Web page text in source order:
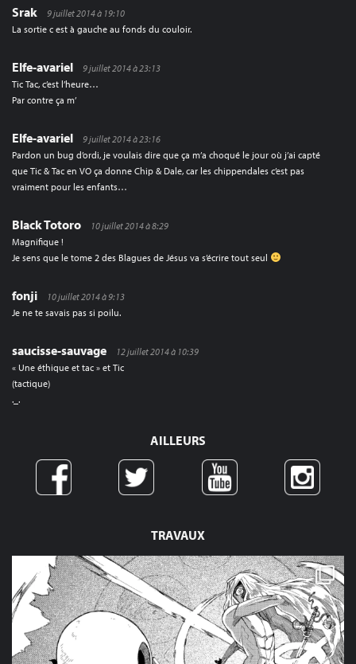
TRAVAUX
Srak
9 juillet 2014 à 19:10
La sortie c est à gauche au fonds du couloir.
Elfe-avariel
9 juillet 2014 à 23:13
Tic Tac, c’est l’heure…
Par contre ça m’
Elfe-avariel
9 juillet 2014 à 23:16
Pardon un bug d’ordi, je voulais dire que ça m’a choqué le jour où j’ai capté
que Tic & Tac en VO ça donne Chip & Dale, car les chippendales c’est pas
vraiment pour les enfants…
Black Totoro
10 juillet 2014 à 8:29
Magnifique !
Je sens que le tome 2 des Blagues de Jésus va s’écrire tout seul
fonji
10 juillet 2014 à 9:13
Je ne te savais pas si poilu.
saucisse-sauvage
12 juillet 2014 à 10:39
« Une éthique et tac » et Tic
(tactique)
._.
AILLEURS